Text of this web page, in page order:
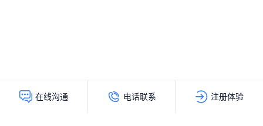
在线沟通 电话联系 注册体验